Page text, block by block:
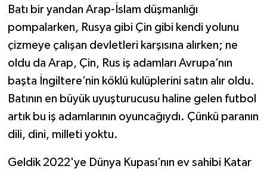
Batı bir yandan Arap-İslam düşmanlığı
pompalarken, Rusya gibi Çin gibi kendi yolunu
çizmeye çalışan devletleri karşısına alırken; ne
oldu da Arap, Çin, Rus iş adamları Avrupa’nın
başta İngiltere’nin köklü kulüplerini satın alır oldu.
Batının en büyük uyuşturucusu haline gelen futbol
artık bu iş adamlarının oyuncağıydı. Çünkü paranın
dili, dini, milleti yoktu.
Geldik 2022'ye Dünya Kupası’nın ev sahibi Katar